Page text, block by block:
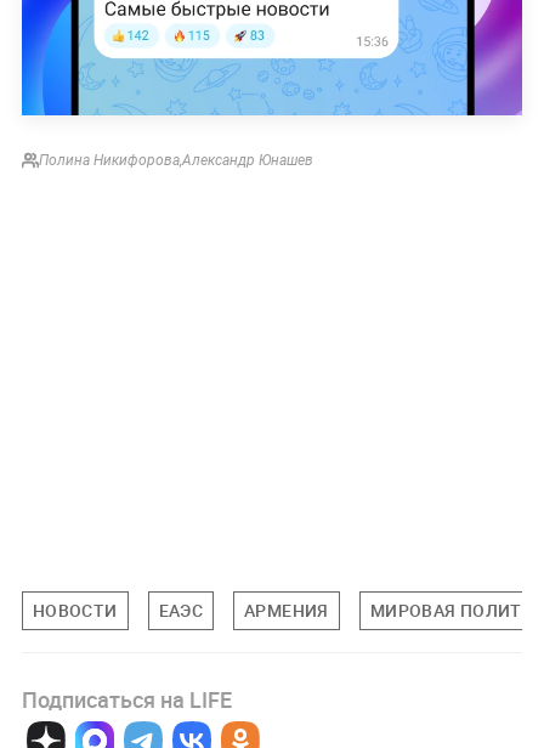
Полина Никифорова,Александр Юнашев
НОВОСТИ ЕАЭС АРМЕНИЯ МИРОВАЯ
Подписаться на LIFE